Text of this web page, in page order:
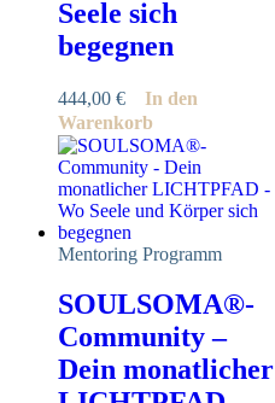
Seele sich
begegnen
444,00 €
In den
Warenkorb
Mentoring Programm
SOULSOMA®-
Community –
Dein monatlicher